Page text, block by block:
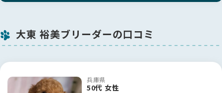
大東 裕美ブリーダーの口コミ
兵庫県
50代 女性